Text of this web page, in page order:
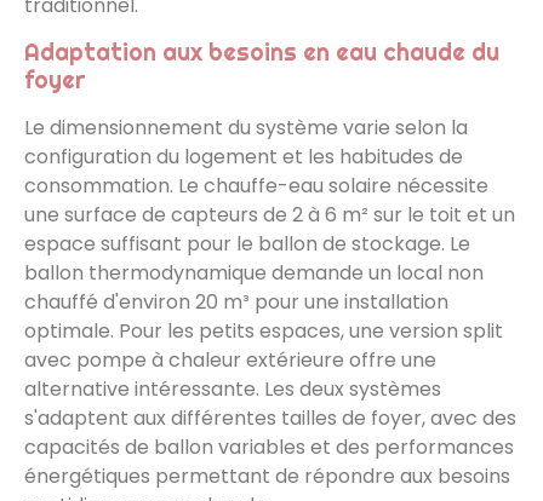
traditionnel.
Adaptation aux besoins en eau chaude du
foyer
Le dimensionnement du système varie selon la
configuration du logement et les habitudes de
consommation. Le chauffe-eau solaire nécessite
une surface de capteurs de 2 à 6 m² sur le toit et un
espace suffisant pour le ballon de stockage. Le
ballon thermodynamique demande un local non
chauffé d'environ 20 m³ pour une installation
optimale. Pour les petits espaces, une version split
avec pompe à chaleur extérieure offre une
alternative intéressante. Les deux systèmes
s'adaptent aux différentes tailles de foyer, avec des
capacités de ballon variables et des performances
énergétiques permettant de répondre aux besoins